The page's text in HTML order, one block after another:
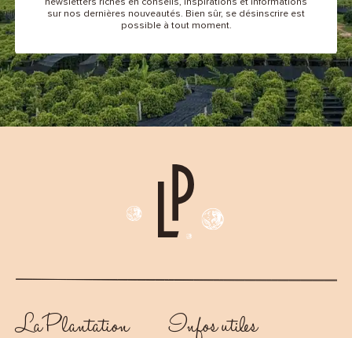
sur nos dernières nouveautés. Bien sûr, se désinscrire est
possible à tout moment.
La Plantation Infos utiles